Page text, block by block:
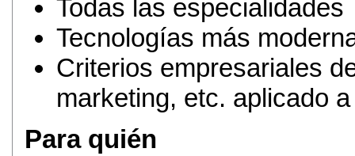
Todas las especialidades
Tecnologías más
Criterios empresariales
marketing, etc. aplicado
Para quién